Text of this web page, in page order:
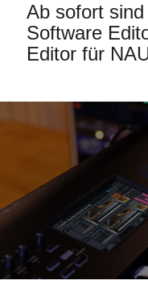
Extras
Events
Support
Händlersuche
Shop
Neuigkeiten
Ab sofort
Software
Editor für